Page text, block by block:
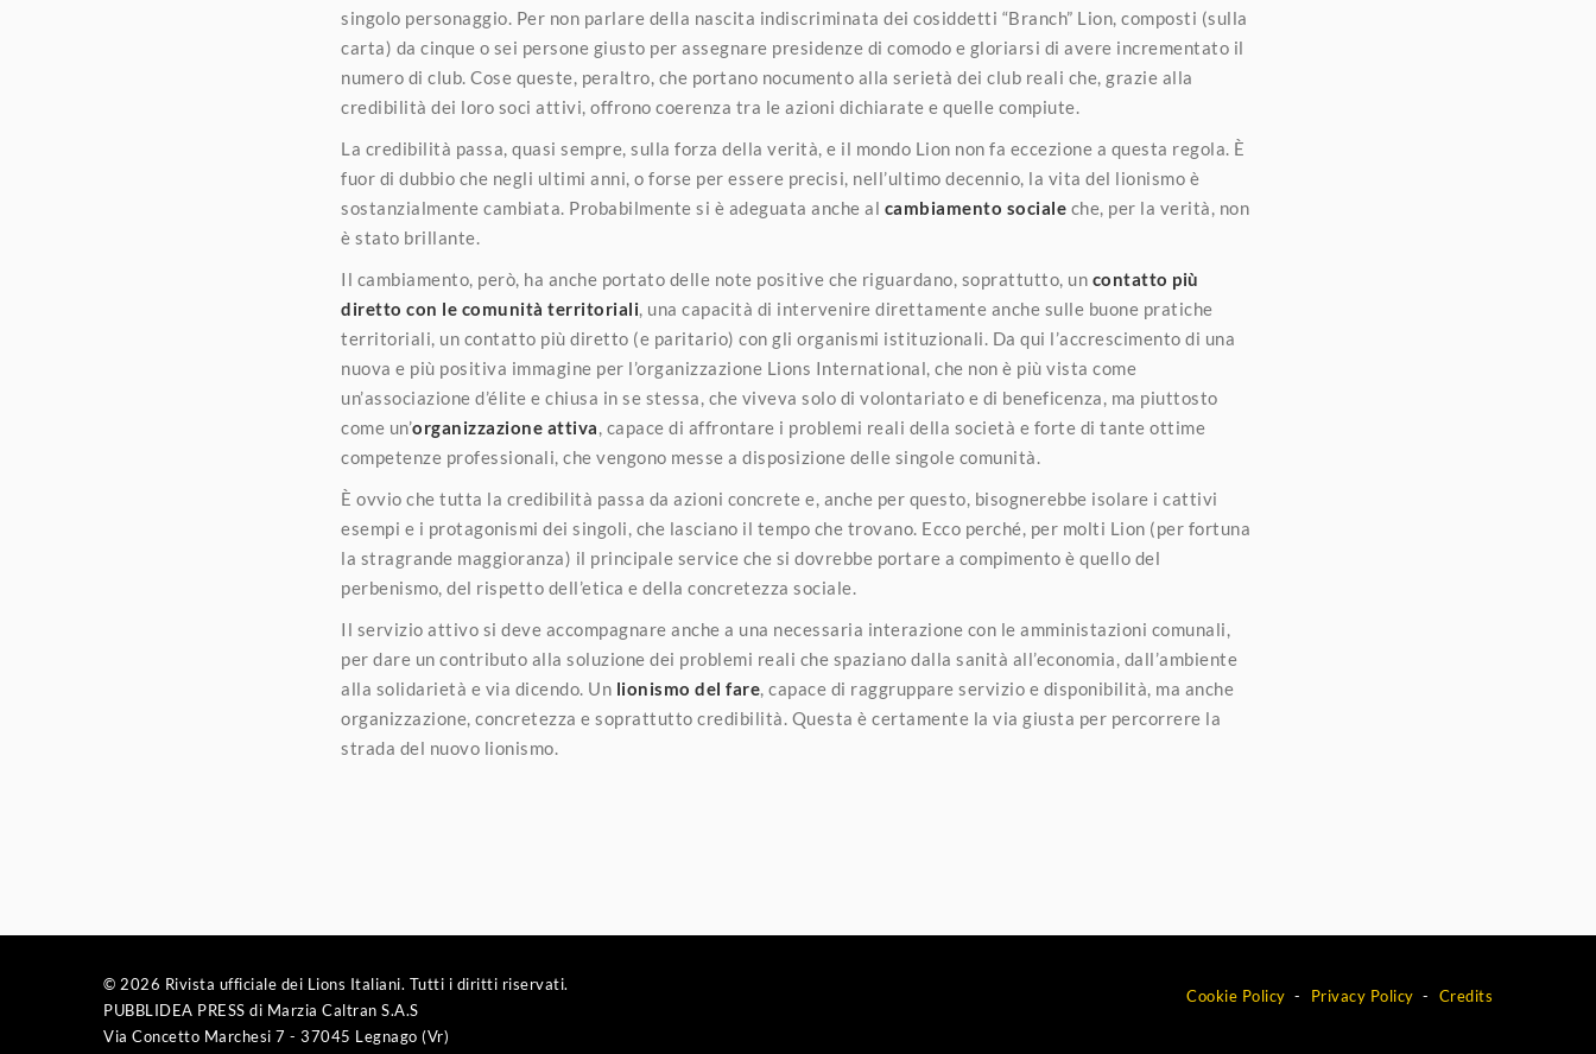
singolo personaggio. Per non parlare della nascita indiscriminata dei cosiddetti “Branch” Lion, composti (sulla
carta) da cinque o sei persone giusto per assegnare presidenze di comodo e gloriarsi di avere incrementato il
numero di club. Cose queste, peraltro, che portano nocumento alla serietà dei club reali che, grazie alla
credibilità dei loro soci attivi, offrono coerenza tra le azioni dichiarate e quelle compiute.
La credibilità passa, quasi sempre, sulla forza della verità, e il mondo Lion non fa eccezione a questa regola. È
fuor di dubbio che negli ultimi anni, o forse per essere precisi, nell’ultimo decennio, la vita del lionismo è
sostanzialmente cambiata. Probabilmente si è adeguata anche al cambiamento sociale che, per la verità, non
è stato brillante.
Il cambiamento, però, ha anche portato delle note positive che riguardano, soprattutto, un contatto più
diretto con le comunità territoriali, una capacità di intervenire direttamente anche sulle buone pratiche
territoriali, un contatto più diretto (e paritario) con gli organismi istituzionali. Da qui l’accrescimento di una
nuova e più positiva immagine per l’organizzazione Lions International, che non è più vista come
un’associazione d’élite e chiusa in se stessa, che viveva solo di volontariato e di beneficenza, ma piuttosto
come un’organizzazione attiva, capace di affrontare i problemi reali della società e forte di tante ottime
competenze professionali, che vengono messe a disposizione delle singole comunità.
È ovvio che tutta la credibilità passa da azioni concrete e, anche per questo, bisognerebbe isolare i cattivi
esempi e i protagonismi dei singoli, che lasciano il tempo che trovano. Ecco perché, per molti Lion (per fortuna
la stragrande maggioranza) il principale service che si dovrebbe portare a compimento è quello del
perbenismo, del rispetto dell’etica e della concretezza sociale.
Il servizio attivo si deve accompagnare anche a una necessaria interazione con le amministazioni comunali,
per dare un contributo alla soluzione dei problemi reali che spaziano dalla sanità all’economia, dall’ambiente
alla solidarietà e via dicendo. Un lionismo del fare, capace di raggruppare servizio e disponibilità, ma anche
organizzazione, concretezza e soprattutto credibilità. Questa è certamente la via giusta per percorrere la
strada del nuovo lionismo.
© 2026 Rivista ufficiale dei Lions Italiani. Tutti i diritti riservati.
PUBBLIDEA PRESS di Marzia Caltran S.A.S
Via Concetto Marchesi 7 - 37045 Legnago (Vr)
Cookie Policy Privacy Policy Credits